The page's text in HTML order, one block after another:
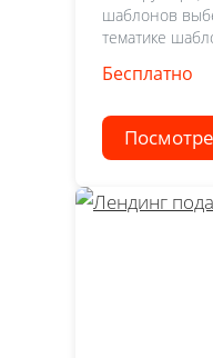
шаблонов
тематике
Бесплатно